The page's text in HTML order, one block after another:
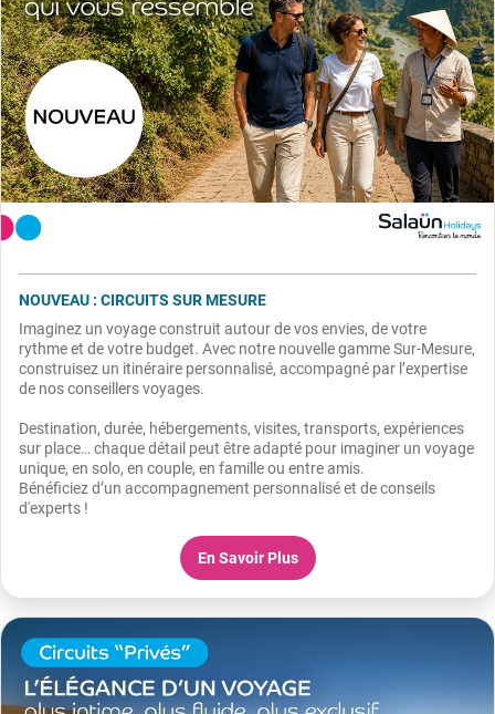
NOUVEAU : CIRCUITS SUR MESURE
Imaginez un voyage construit autour de vos envies, de votre
rythme et de votre budget. Avec notre nouvelle gamme Sur-Mesure,
construisez un itinéraire personnalisé, accompagné par l’expertise
de nos conseillers voyages.
Destination, durée, hébergements, visites, transports, expériences
sur place… chaque détail peut être adapté pour imaginer un voyage
unique, en solo, en couple, en famille ou entre amis.
Bénéficiez d’un accompagnement personnalisé et de conseils
d'experts !
En Savoir Plus